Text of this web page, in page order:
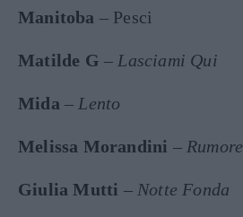
Manitoba – Pesci
Matilde G – Lasciami Qui
Mida – Lento
Melissa Morandini – Rumore
Giulia Mutti – Notte Fonda